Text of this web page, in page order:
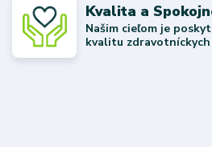
Kvalita a
Našim cieľom je
kvalitu